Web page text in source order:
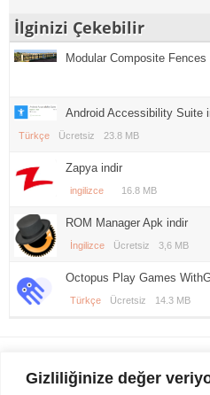
Gizliliğinize değer
İlginizi Çekebilir
Modular Composite Fences
Android Accessibility Suite
Türkçe Ücretsiz 23.8 MB
Zapya indir
ingilizce 16.8 MB
ROM Manager Apk indir
İngilizce Ücretsiz 3,6 MB
Octopus Play Games
Türkçe Ücretsiz 14.3 MB
Gezi Seyahat indirvip apk